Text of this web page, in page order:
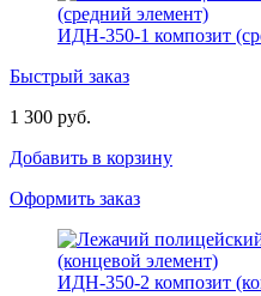
ИДН-350-1 композит
Быстрый заказ
1 300 руб.
Добавить в корзину
Оформить заказ
ИДН-350-2 композит